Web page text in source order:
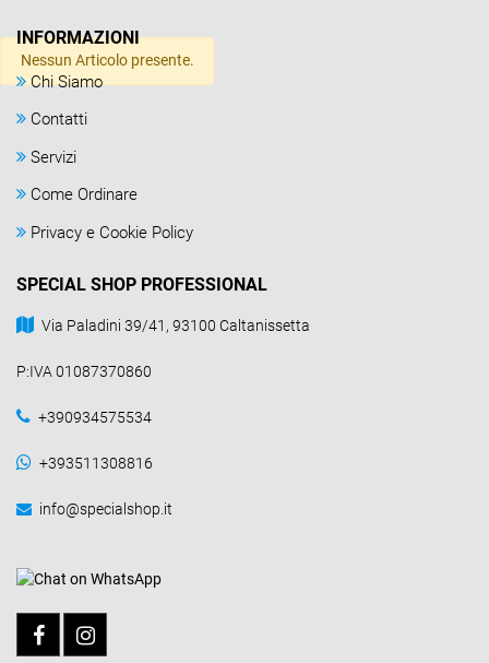
Nessun Articolo presente.
INFORMAZIONI
Chi Siamo
Contatti
Servizi
Come Ordinare
Privacy e Cookie Policy
SPECIAL SHOP PROFESSIONAL
Via Paladini 39/41, 93100 Caltanissetta
P:IVA 01087370860
+390934575534
+393511308816
info@specialshop.it